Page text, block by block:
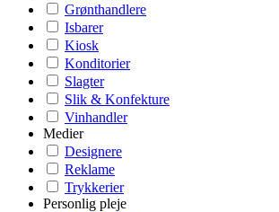
Grønthandlere
Isbarer
Kiosk
Konditorier
Slagter
Slik & Konfekture
Vinhandler
Medier
Designere
Reklame
Trykkerier
Personlig pleje